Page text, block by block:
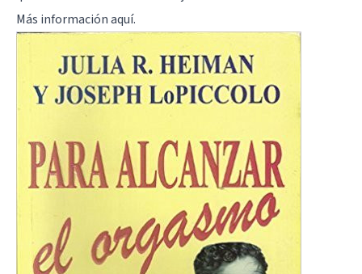
Más informaciónaquí.